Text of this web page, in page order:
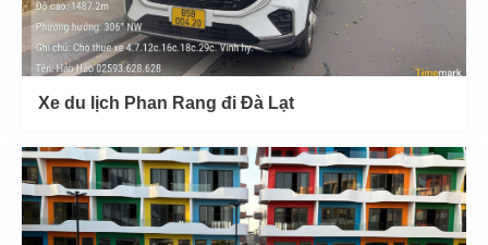
Xe du lịch Phan Rang đi Đà Lạt